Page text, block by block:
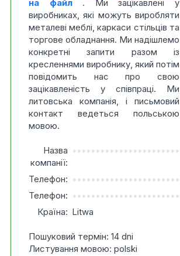
на файл. Ми зацікавлені у
виробниках, які можуть виробляти
металеві меблі, каркаси стільців та
торгове обладнання. Ми надішлемо
конкретні запити разом із
кресленнями виробнику, який потім
повідомить нас про свою
зацікавленість у співпраці. Ми
литовська компанія, і письмовий
контакт ведеться польською
мовою.
Назва
компанії:
***********************
Телефон: ***********************
Телефон: ***********************
Країна: Litwa
Пошуковий термін: 14 dni
Листування мовою: polski